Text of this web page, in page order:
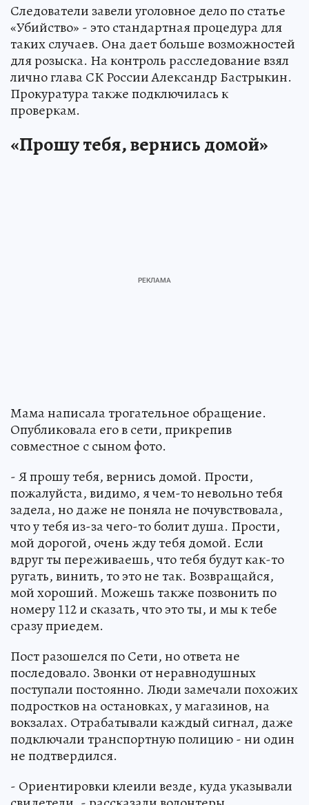
Следователи завели уголовное дело по статье
«Убийство» - это стандартная процедура для
таких случаев. Она дает больше возможностей
для розыска. На контроль расследование взял
лично глава СК России Александр Бастрыкин.
Прокуратура также подключилась к
проверкам.
«Прошу тебя, вернись домой»
Мама написала трогательное обращение.
Опубликовала его в сети, прикрепив
совместное с сыном фото.
- Я прошу тебя, вернись домой. Прости,
пожалуйста, видимо, я чем-то невольно тебя
задела, но даже не поняла не почувствовала,
что у тебя из-за чего-то болит душа. Прости,
мой дорогой, очень жду тебя домой. Если
вдруг ты переживаешь, что тебя будут как-то
ругать, винить, то это не так. Возвращайся,
мой хороший. Можешь также позвонить по
номеру 112 и сказать, что это ты, и мы к тебе
сразу приедем.
Пост разошелся по Сети, но ответа не
последовало. Звонки от неравнодушных
поступали постоянно. Люди замечали похожих
подростков на остановках, у магазинов, на
вокзалах. Отрабатывали каждый сигнал, даже
подключали транспортную полицию - ни один
не подтвердился.
- Ориентировки клеили везде, куда указывали